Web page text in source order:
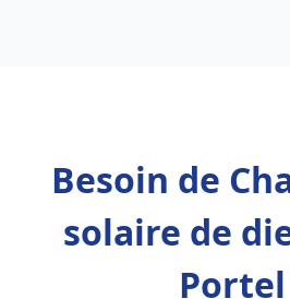
Besoin de
solaire de
Portel